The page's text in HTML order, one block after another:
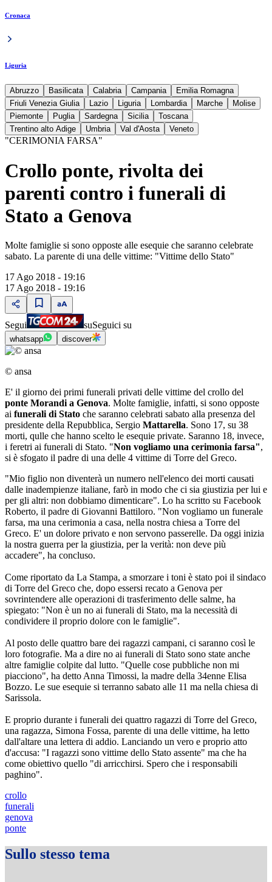
Cronaca
Liguria
Abruzzo Basilicata Calabria Campania
Emilia Romagna
Friuli Venezia Giulia
Lazio Liguria Lombardia Marche
Molise
Piemonte
Puglia Sardegna Sicilia
Toscana
Trentino alto Adige
Umbria Val d'Aosta Veneto
"CERIMONIA FARSA"
Crollo ponte, rivolta dei
parenti contro i funerali di
Stato a Genova
Molte famiglie si sono opposte alle esequie che saranno celebrate
sabato. La parente di una delle vittime: "Vittime dello Stato"
17 Ago 2018 - 19:16
17 Ago 2018 - 19:16
Segui suSeguici su
whatsapp discover
© ansa
E' il giorno dei primi funerali privati delle vittime del crollo del
ponte Morandi a Genova. Molte famiglie, infatti, si sono opposte
ai funerali di Stato che saranno celebrati sabato alla presenza del
presidente della Repubblica, Sergio Mattarella. Sono 17, su 38
morti, qulle che hanno scelto le esequie private. Saranno 18, invece,
i feretri ai funerali di Stato. "Non vogliamo una cerimonia farsa",
si è sfogato il padre di una delle 4 vittime di Torre del Greco.
"Mio figlio non diventerà un numero nell'elenco dei morti causati
dalle inadempienze italiane, farò in modo che ci sia giustizia per lui e
per gli altri: non dobbiamo dimenticare". Lo ha scritto su Facebook
Roberto, il padre di Giovanni Battiloro. "Non vogliamo un funerale
farsa, ma una cerimonia a casa, nella nostra chiesa a Torre del
Greco. E' un dolore privato e non servono passerelle. Da oggi inizia
la nostra guerra per la giustizia, per la verità: non deve più
accadere", ha concluso.
Come riportato da La Stampa, a smorzare i toni è stato poi il sindaco
di Torre del Greco che, dopo essersi recato a Genova per
sovrintendere alle operazioni di trasferimento delle salme, ha
spiegato: "Non è un no ai funerali di Stato, ma la necessità di
condividere il proprio dolore con le famiglie".
Al posto delle quattro bare dei ragazzi campani, ci saranno così le
loro fotografie. Ma a dire no ai funerali di Stato sono state anche
altre famiglie colpite dal lutto. "Quelle cose pubbliche non mi
piacciono", ha detto Anna Timossi, la madre della 34enne Elisa
Bozzo. Le sue esequie si terranno sabato alle 11 ma nella chiesa di
Sarissola.
E proprio durante i funerali dei quattro ragazzi di Torre del Greco,
una ragazza, Simona Fossa, parente di una delle vittime, ha letto
dall'altare una lettera di addio. Lanciando un vero e proprio atto
d'accusa: "I ragazzi sono vittime dello Stato assente" ma che ha
come obiettivo quello "di arricchirsi. Spero che i responsabili
paghino".
crollo
funerali
genova
ponte
Sullo stesso tema